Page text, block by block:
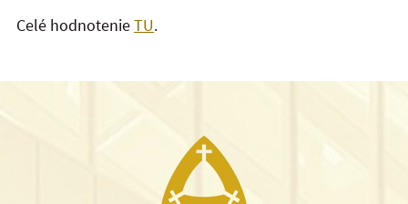
Celé hodnotenieTU.